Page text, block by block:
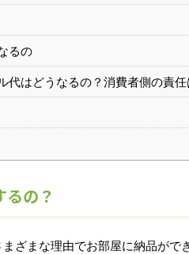
るの
代はどうなるの？消費者側の責任
の？
ざまな理由でお部屋に納品がで